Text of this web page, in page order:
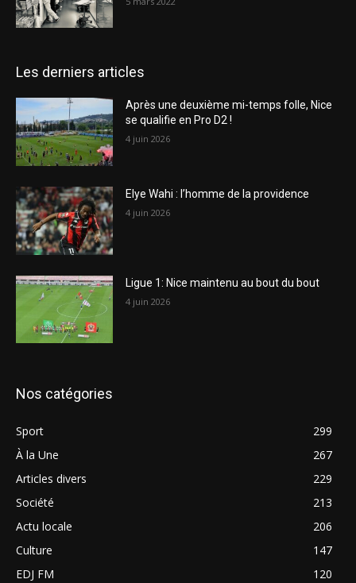
Les derniers articles
Après une deuxième mi-temps folle, Nice
se qualifie en Pro D2 !
4 juin 2026
Elye Wahi : l’homme de la providence
4 juin 2026
Ligue 1: Nice maintenu au bout du bout
4 juin 2026
Nos catégories
Sport
299
À la Une
267
Articles divers
229
Société
213
Actu locale
206
Culture
147
EDJ FM
120